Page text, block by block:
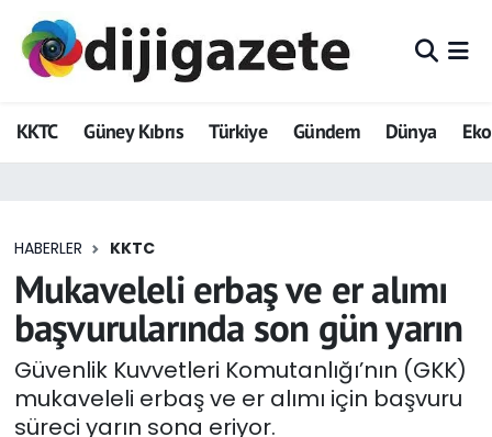
KKTC Güney Kıbrıs Türkiye Gündem Dünya
HABERLER KKTC
Mukaveleli erbaş ve er alımı
başvurularında son gün yarın
Güvenlik Kuvvetleri Komutanlığı’nın (GKK)
mukaveleli erbaş ve er alımı için başvuru
süreci yarın sona eriyor.
ADVERTORIAL
Dijigazete
Eğitim
Ekonomi
Foto Galeri
GEZİ
Hava Durumu
Trafik Durumu
Tüm Manşetler
Son Dakika Haberleri
Haber Arşivi